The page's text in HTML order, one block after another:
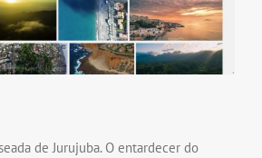
de Jurujuba. O entardecer do